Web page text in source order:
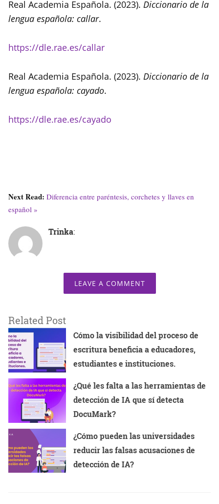
Real Academia Española. (2023). Diccionario de la
lengua española: callar.
https://dle.rae.es/callar
Real Academia Española. (2023). Diccionario de la
lengua española: cayado.
https://dle.rae.es/cayado
Next Read: Diferencia entre paréntesis, corchetes y llaves en
español »
Trinka:
LEAVE A COMMENT
Related Post
Cómo la visibilidad del proceso de
escritura beneficia a educadores,
estudiantes e instituciones.
¿Qué les falta a las herramientas de
detección de IA que sí detecta
DocuMark?
¿Cómo pueden las universidades
reducir las falsas acusaciones de
detección de IA?